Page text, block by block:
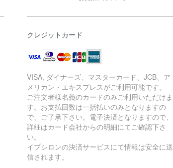
クレジットカード
VISA, ダイナーズ、マスターカード、JCB、ア
メリカン・エキスプレスがご利用可能です。
ご注文者様名義のカードのみご利用いただけま
す。お支払回数は一括払いのみとなりますの
で、ご了承下さい。電子決済となりますので、
詳細はカード会社からの明細にてご確認下さ
い。
イプシロンの決済サービスにて情報は安全に送
信されます。